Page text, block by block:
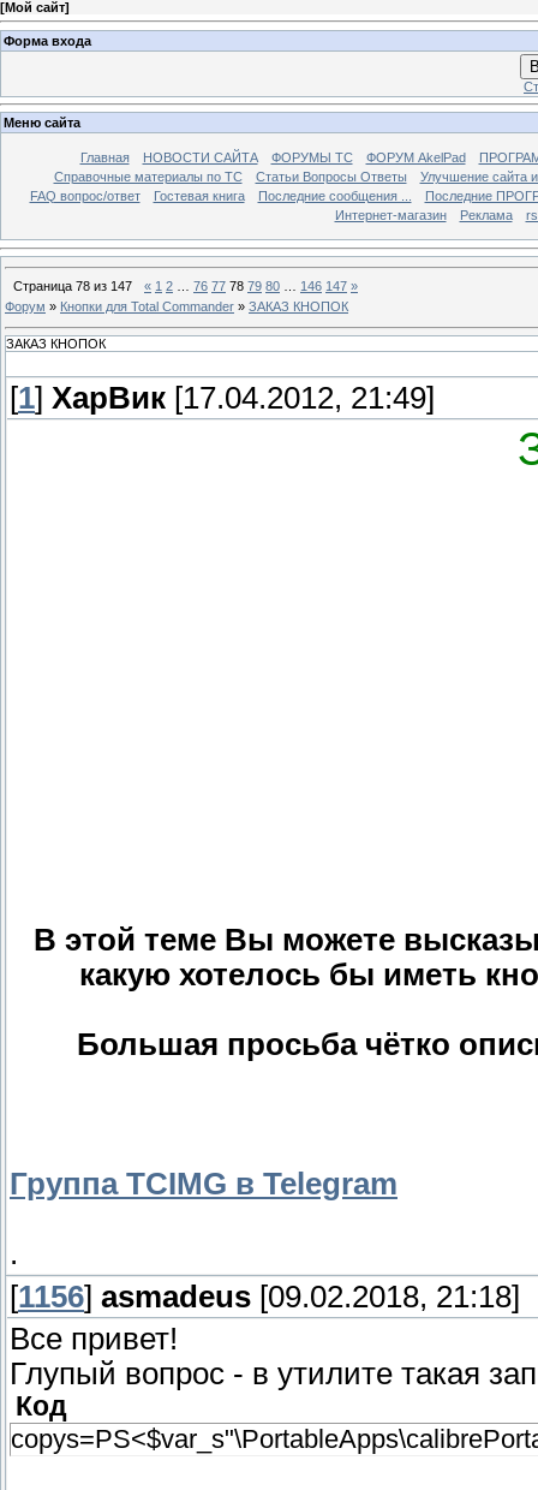
[Мой сайт]
Форма входа
Меню сайта
Главная НОВОСТИ САЙТА ФОРУМЫ TC ФОРУМ AkelPad
Справочные материалы по TС
Статьи Вопросы Ответы
Улучшение сайта
FAQ вопрос/ответ
Гостевая книга Последние сообщения ...
Последние
Интернет-магазин
Реклама
Страница 78 из 147 « 1 2 76 77 78 79 80 146 147 »
Форум » Кнопки для Total Commander » ЗАКАЗ КНОПОК
ЗАКАЗ КНОПОК
[1] ХарВик [17.04.2012, 21:49]
В этой теме Вы можете
какую хотелось бы иметь
Большая просьба чётко
Группа TCIMG в Telegram
.
[1156] asmadeus [09.02.2018, 21:18]
Все привет!
Глупый вопрос - в утилите такая
Код